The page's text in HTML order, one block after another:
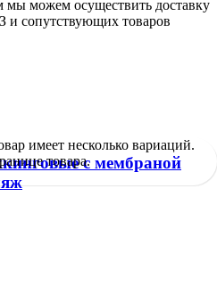
мы можем осуществить доставку
сопутствующих товаров
имеет несколько вариаций.
товара.с мембраной